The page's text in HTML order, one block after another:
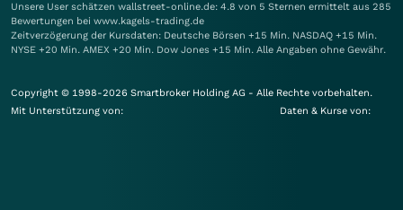
Unsere User schätzen wallstreet-online.de: 4.8 von 5 Sternen ermittelt aus 285
Bewertungen bei www.kagels-trading.de
Zeitverzögerung der Kursdaten: Deutsche Börsen +15 Min. NASDAQ +15 Min.
NYSE +20 Min. AMEX +20 Min. Dow Jones +15 Min. Alle Angaben ohne Gewähr.
Copyright © 1998-2026 Smartbroker Holding AG - Alle Rechte vorbehalten.
Mit Unterstützung von:
Daten & Kurse von: